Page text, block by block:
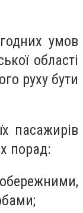
умов
області
руху бути
пасажирів
порад: